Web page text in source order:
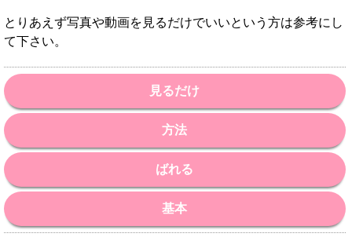
とりあえず写真や動画を見るだけでいいという方は参考にし
て下さい。
見るだけ
方法
ばれる
基本